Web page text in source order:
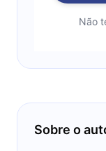
Não
Sobre o